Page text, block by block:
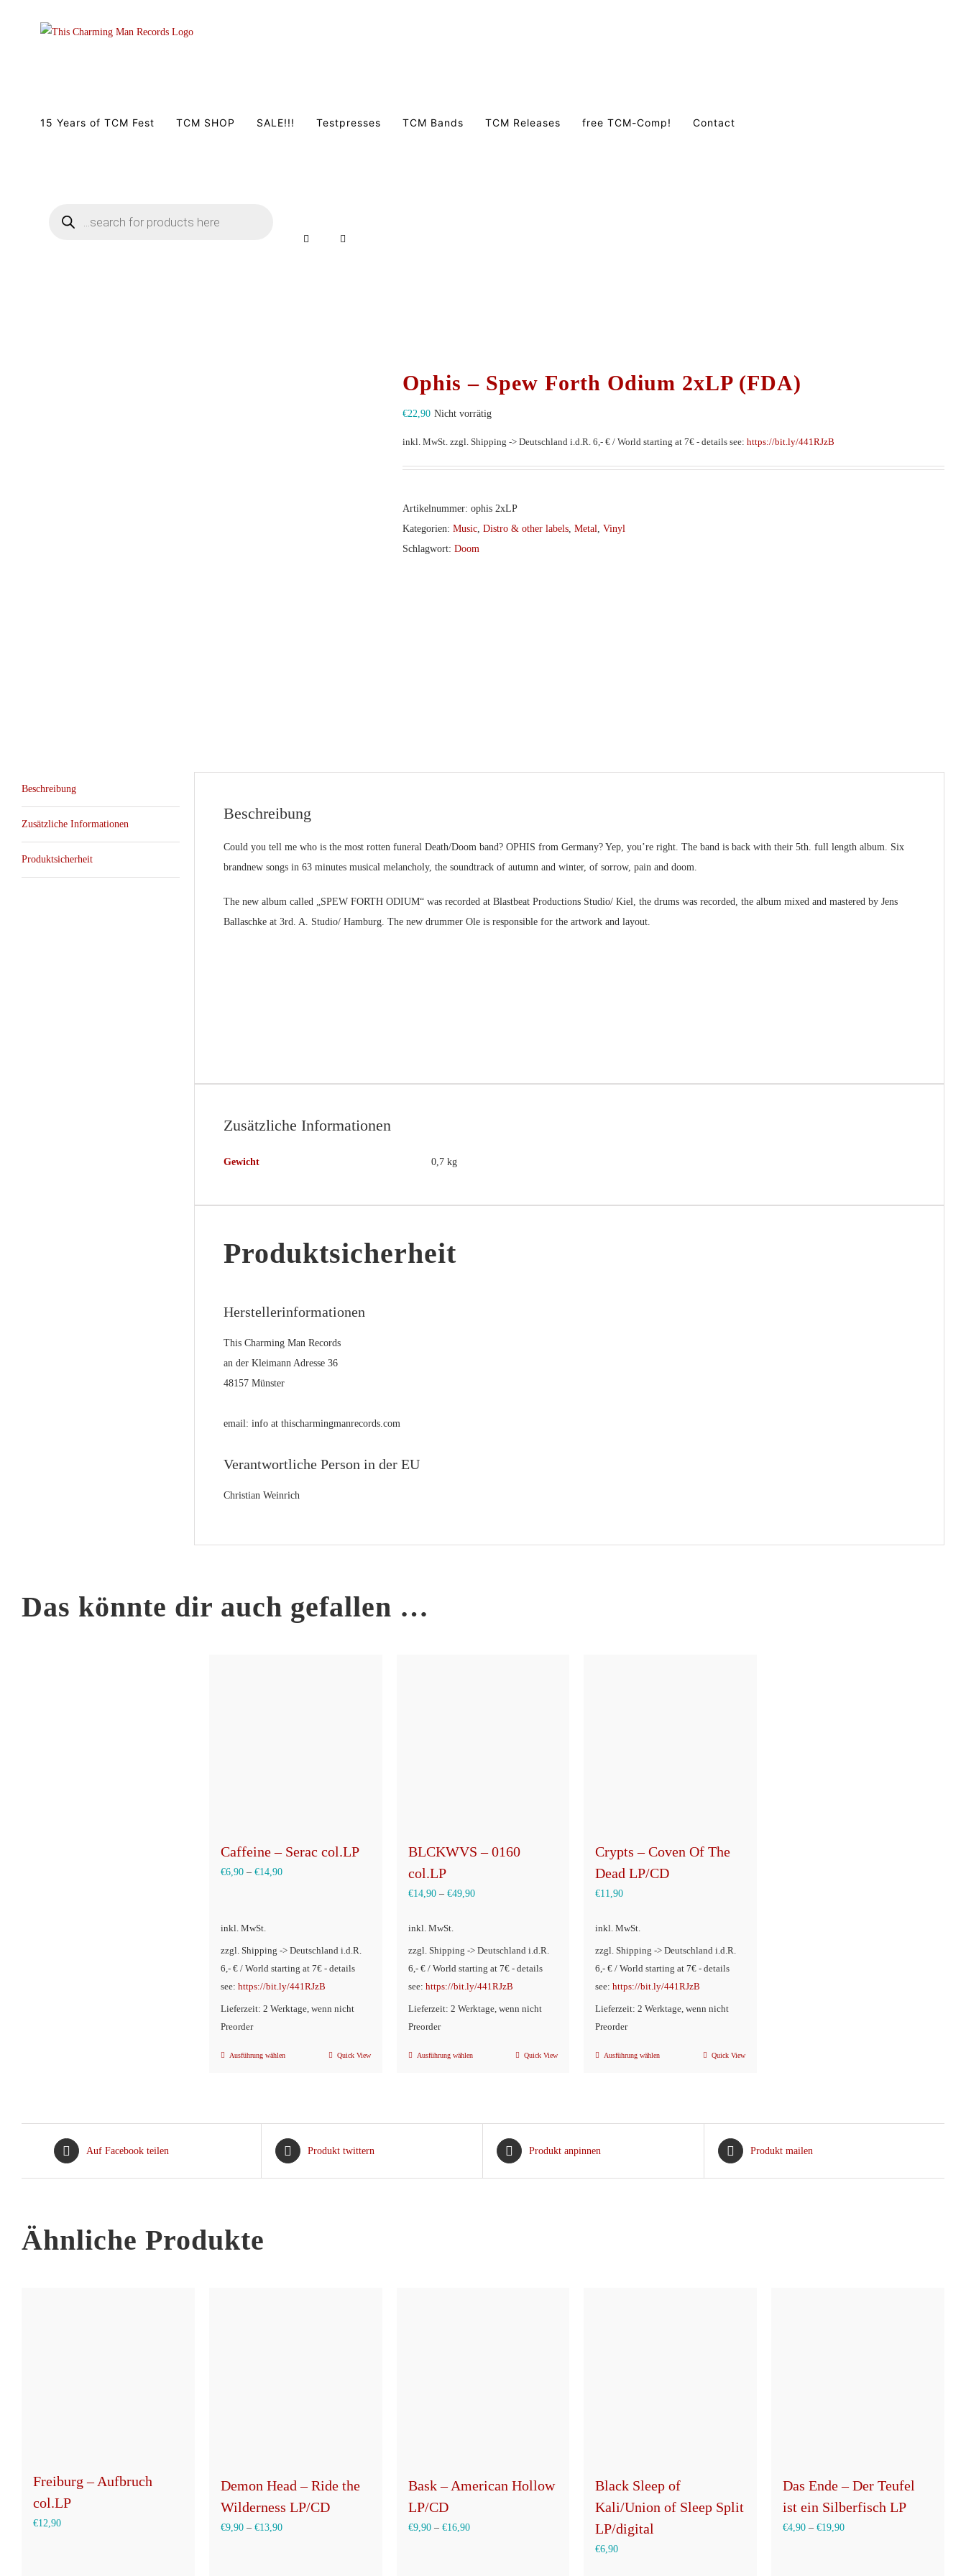
15 Years of TCM Fest TCM SHOP SALE!!! Testpresses TCM Bands TCM Releases free TCM-Comp! Contact
search
Ophis – Spew Forth Odium 2xLP (FDA)
€22,90 Nicht vorrätig
inkl. MwSt. zzgl. Shipping -> Deutschland i.d.R. 6,- € / World starting at 7€ - details see: https://bit.ly/441RJzB
Artikelnummer: ophis 2xLP
Kategorien: Music Distro & other labels Metal Vinyl
Schlagwort: Doom
Beschreibung
Zusätzliche Informationen
Produktsicherheit
Beschreibung
Could you tell me who is the most rotten funeral Death/Doom band? OPHIS from Germany? Yep, you’re right. The band is back with their 5th. full length album. Six
brandnew songs in 63 minutes musical melancholy, the soundtrack of autumn and winter, of sorrow, pain and doom.
The new album called „SPEW FORTH ODIUM“ was recorded at Blastbeat Productions Studio/ Kiel, the drums was recorded, the album mixed and mastered by Jens
Ballaschke at 3rd. A. Studio/ Hamburg. The new drummer Ole is responsible for the artwork and layout.
Zusätzliche Informationen
Gewicht 0,7 kg
Produktsicherheit
Herstellerinformationen
This Charming Man Records
an der Kleimann Adresse 36
48157 Münster
email: info at thischarmingmanrecords.com
Verantwortliche Person in der EU
Christian Weinrich
Das könnte dir auch gefallen …
Caffeine – Serac col.LP
€6,90– €14,90
inkl. MwSt.
zzgl. Shipping -> Deutschland i.d.R.
6,- € / World starting at 7€ - details
see: https://bit.ly/441RJzB
Lieferzeit: 2 Werktage, wenn nicht
Preorder
Ausführung wählenDieses
Varianten
auf.
Die
Quick View
BLCKWVS – 0160
col.LP
€14,90– €49,90
inkl. MwSt.
zzgl. Shipping -> Deutschland i.d.R.
6,- € / World starting at 7€ - details
see: https://bit.ly/441RJzB
Lieferzeit: 2 Werktage, wenn nicht
Preorder
Ausführung wählenDieses
Varianten
Die
Quick View
Crypts – Coven Of The
Dead LP/CD
€11,90
inkl. MwSt.
zzgl. Shipping -> Deutschland i.d.R.
6,- € / World starting at 7€ - details
see:https://bit.ly/441RJzB
Lieferzeit: 2 Werktage, wenn nicht
Preorder
Ausführung wählenDieses
Die
Quick View
Auf Facebook teilen Produkt twittern Produkt anpinnen Produkt mailen
Ähnliche Produkte
Freiburg – Aufbruch
col.LP
€12,90
Demon Head – Ride the
Wilderness LP/CD
€9,90– €13,90
Bask – American Hollow
LP/CD
€9,90– €16,90
Black Sleep of
Kali/Union of Sleep Split
LP/digital
€6,90
Das Ende – Der Teufel
ist ein Silberfisch LP
€4,90 –€19,90